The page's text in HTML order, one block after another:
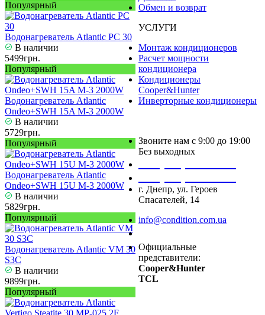
Популярный
Водонагреватель Atlantic PC 30
В наличии
5499грн.
Популярный
Водонагреватель Atlantic
Ondeo+SWH 15A M-3 2000W
В наличии
5729грн.
Популярный
Водонагреватель Atlantic
Ondeo+SWH 15U M-3 2000W
В наличии
5829грн.
Популярный
Водонагреватель Atlantic VM 30
S3С
В наличии
9899грн.
Популярный
Обмен и возврат
УСЛУГИ
Монтаж кондиционеров
Расчет мощности
кондиционера
Кондиционеры
Cooper&Hunter
Инверторные кондиционеры
Звоните нам с 9:00 до 19:00
Без выходных
г. Днепр, ул. Героев
Спасателей, 14
info@condition.com.ua
Официальные
представители:
Cooper&Hunter
TCL